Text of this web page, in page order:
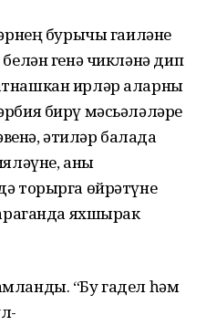
бурычы гаиләне
генә чикләнә дип
ирләр аларны
бирү мәсьәләләре
әтиләр балада
аны
торырга өйрәтүне
яхшырак
“Бу гадел һәм